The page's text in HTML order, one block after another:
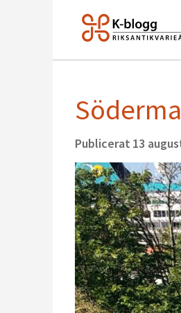
Publicerat 13